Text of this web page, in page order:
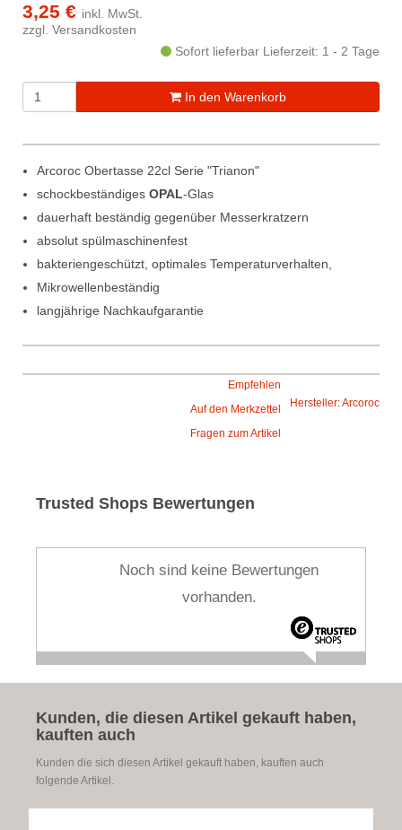
3,25 € inkl. MwSt.
zzgl. Versandkosten
Sofort lieferbar Lieferzeit: 1 - 2 Tage
In den Warenkorb
Arcoroc Obertasse 22cl Serie "Trianon"
schockbeständiges OPAL-Glas
dauerhaft beständig gegenüber Messerkratzern
absolut spülmaschinenfest
bakteriengeschützt, optimales Temperaturverhalten,
Mikrowellenbeständig
langjährige Nachkaufgarantie
Hersteller: Arcoroc
Empfehlen
Auf den Merkzettel
Fragen zum Artikel
Trusted Shops Bewertungen
Noch sind keine Bewertungen
vorhanden.
Kunden, die diesen Artikel gekauft haben,
kauften auch
Kunden die sich diesen Artikel gekauft haben, kauften auch
folgende Artikel.